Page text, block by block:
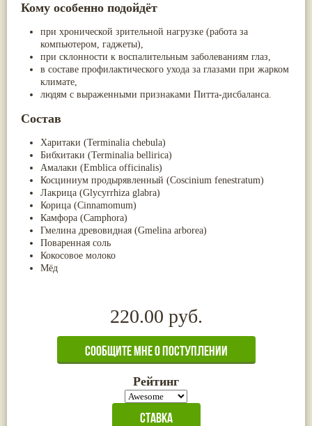
Кому особенно подойдёт
при хронической зрительной нагрузке (работа за
компьютером, гаджеты),
при склонности к воспалительным заболеваниям глаз,
в составе профилактического ухода за глазами при жарком
климате,
людям с выраженными признаками Питта-дисбаланса.
Состав
Харитаки (Terminalia chebula)
Бибхитаки (Terminalia bellirica)
Амалаки (Emblica officinalis)
Косциниум продырявленный (Coscinium fenestratum)
Лакрица (Glycyrrhiza glabra)
Корица (Cinnamomum)
Камфора (Camphora)
Гмелина древовидная (Gmelina arborea)
Поваренная соль
Кокосовое молоко
Мёд
220.00 руб.
Рейтинг